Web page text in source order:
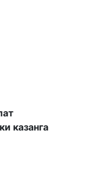
казанга